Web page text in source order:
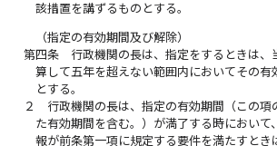
該措置を講ずるものとする。
（指定の有効期間及び解除）
第四条
行政機関の長は、指定をするときは、
算して五年を超えない範囲内においてその有
とする。
２
行政機関の長は、指定の有効期間（この項
た有効期間を含む。）が満了する時において
報が前条第一項に規定する要件を満たすとき